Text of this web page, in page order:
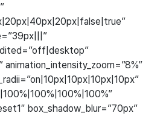
animation_intensity_zoom=”8%”
box_shadow_blur=”70px”